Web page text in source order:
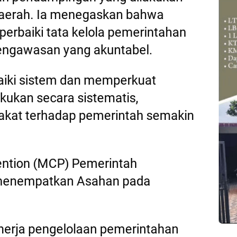
Ia menegaskan bahwa
tata kelola pemerintahan
yang akuntabel.
sistem dan memperkuat
secara sistematis,
terhadap pemerintah semakin
(MCP) Pemerintah
Asahan pada
pengelolaan pemerintahan